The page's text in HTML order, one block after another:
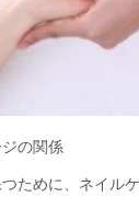
の関係
ために、ネイル